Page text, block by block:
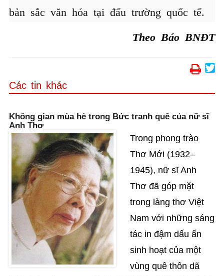
bản sắc văn hóa tại đấu trường quốc tế.
Theo Báo BNĐT
Các tin khác
Không gian mùa hè trong Bức tranh quê của nữ sĩ
Anh Thơ
Trong phong trào
Thơ Mới (1932–
1945), nữ sĩ Anh
Thơ đã góp mặt
trong làng thơ Việt
Nam với những sáng
tác in đậm dấu ấn
sinh hoạt của một
vùng quê thôn dã